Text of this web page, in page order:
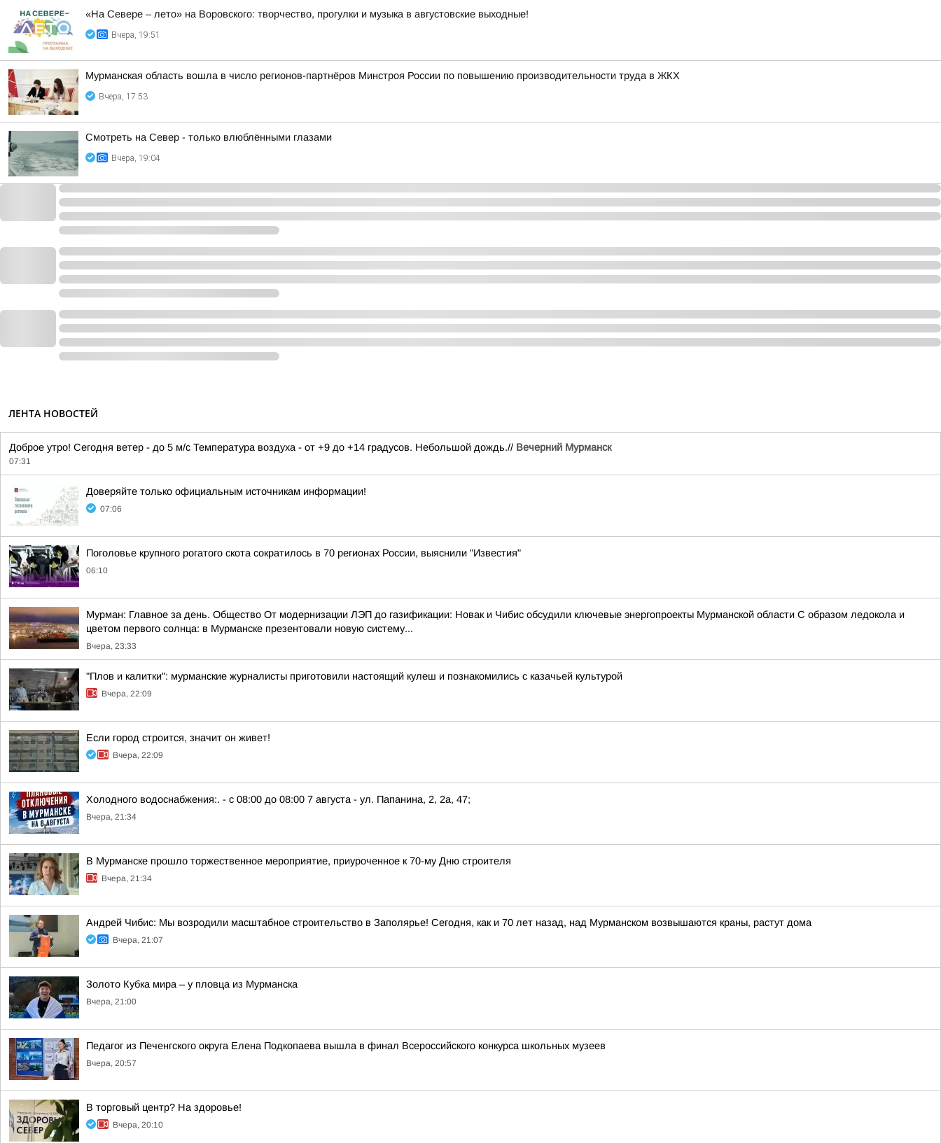
«На Севере – лето» на Воровского: творчество, прогулки и музыка в августовские выходные!
Вчера, 19:51
Мурманская область вошла в число регионов-партнёров Минстроя России по повышению производительности труда в ЖКХ
Вчера, 17:53
Смотреть на Север - только влюблёнными глазами
Вчера, 19:04
ЛЕНТА НОВОСТЕЙ
Доброе утро! Сегодня ветер - до 5 м/с Температура воздуха - от +9 до +14 градусов. Небольшой дождь.// Вечерний Мурманск
07:31
Доверяйте только официальным источникам информации!
07:06
Поголовье крупного рогатого скота сократилось в 70 регионах России, выяснили "Известия"
06:10
Мурман: Главное за день. Общество От модернизации ЛЭП до газификации: Новак и Чибис обсудили ключевые энергопроекты Мурманской области С образом ледокола и
цветом первого солнца: в Мурманске презентовали новую систему...
Вчера, 23:33
"Плов и калитки": мурманские журналисты приготовили настоящий кулеш и познакомились с казачьей культурой
Вчера, 22:09
Если город строится, значит он живет!
Вчера, 22:09
Холодного водоснабжения:. - с 08:00 до 08:00 7 августа - ул. Папанина, 2, 2а, 47;
Вчера, 21:34
В Мурманске прошло торжественное мероприятие, приуроченное к 70-му Дню строителя
Вчера, 21:34
Андрей Чибис: Мы возродили масштабное строительство в Заполярье! Сегодня, как и 70 лет назад, над Мурманском возвышаются краны, растут дома
Вчера, 21:07
Золото Кубка мира – у пловца из Мурманска
Вчера, 21:00
Педагог из Печенгского округа Елена Подкопаева вышла в финал Всероссийского конкурса школьных музеев
Вчера, 20:57
В торговый центр? На здоровье!
Вчера, 20:10